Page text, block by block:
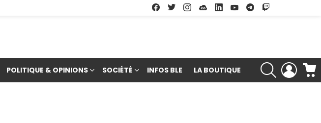
Facebook
TwitterInstagramSoundcloud
LinkedinYoutubeGoogle Play
POLITIQUE & OPINIONS SOCIÉTÉ INFOS BLE LA BOUTIQUE
RECHERCHE
LOGIN